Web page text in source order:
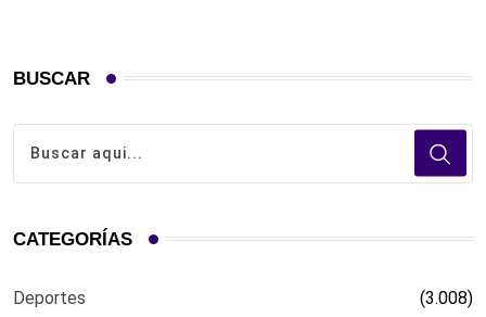
BUSCAR
CATEGORÍAS
Deportes (3.008)